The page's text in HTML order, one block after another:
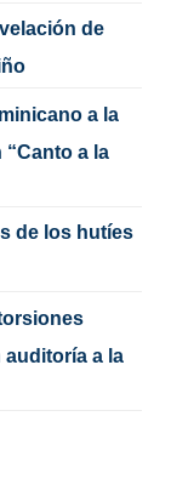
de
a la
a la
de los hutíes
a la